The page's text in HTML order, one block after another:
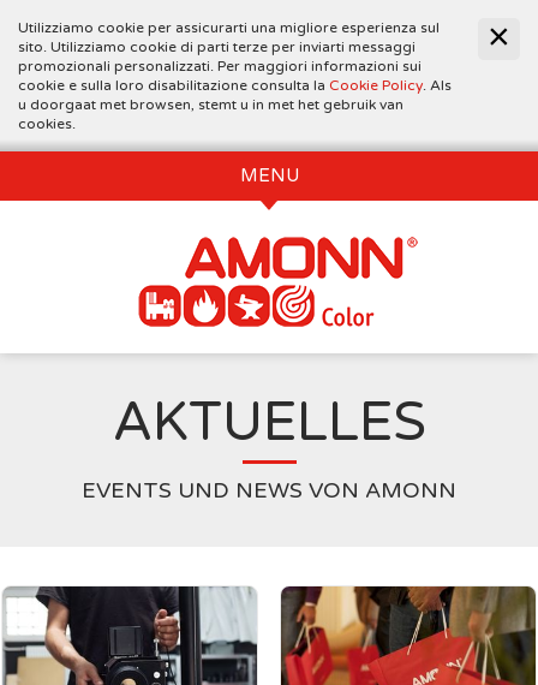
Utilizziamo cookie per assicurarti una migliore esperienza sul
sito. Utilizziamo cookie di parti terze per inviarti messaggi
promozionali personalizzati. Per maggiori informazioni sui
cookie e sulla loro disabilitazione consulta la Cookie Policy. Als
u doorgaat met browsen, stemt u in met het gebruik van
cookies.
MENU
AKTUELLES
EVENTS UND NEWS VON AMONN